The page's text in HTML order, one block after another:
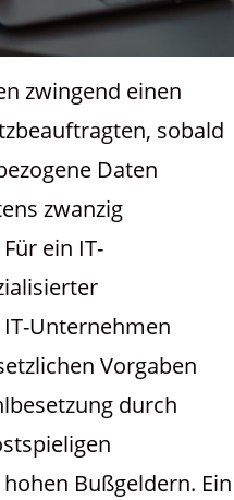
zwingend einen
sobald
Daten
zwanzig
ein IT-
Unternehmen​
Vorgaben
durch
Bußgeldern. Ein